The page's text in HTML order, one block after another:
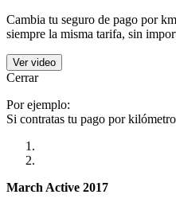
Cambia tu seguro de pago por
siempre la misma tarifa, sin
Ver video
Cerrar
Por ejemplo:
Si contratas tu pago por
March Active 2017